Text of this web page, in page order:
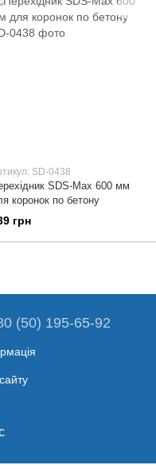
SD-0438
SDS-Max 600 мм
коронок по бетону
грн
(50) 195-65-92